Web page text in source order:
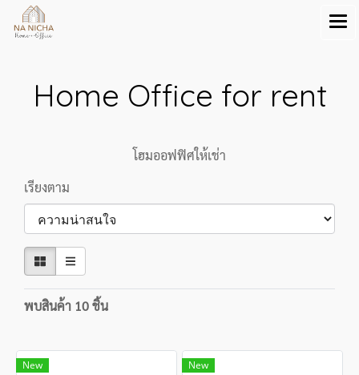
Home Office for rent
โฮมออฟฟิศให้เช่า
เรียงตาม
พบสินค้า 10 ชิ้น
New New